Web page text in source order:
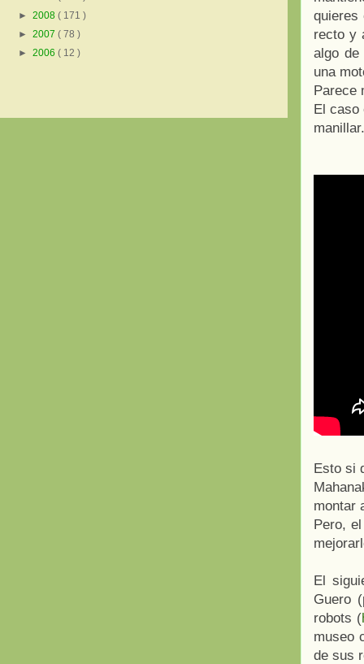
recto y
algo
una
Parece
El caso
Esto si
montar
Pero,
El
Guero
robots (
museo
de sus
► 2008 ( 171 )
► 2007 ( 78 )
► 2006 ( 12 )